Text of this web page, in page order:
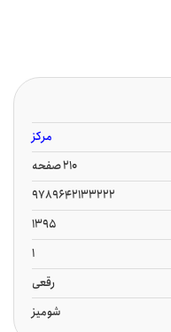
مرکز
210 صفحه
9789642133222
1395
1
رقعی
شومیز